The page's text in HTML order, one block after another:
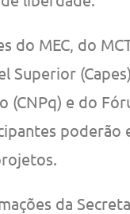
do MEC, do
Superior
(CNPq) e do
poderão
da